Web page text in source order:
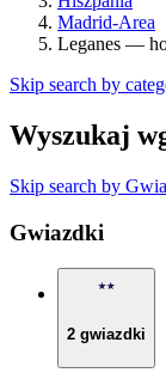
Madrid-Area
Leganes —
Skip search by
Wyszukaj
Skip search by
Gwiazdki
2 gwiazdki